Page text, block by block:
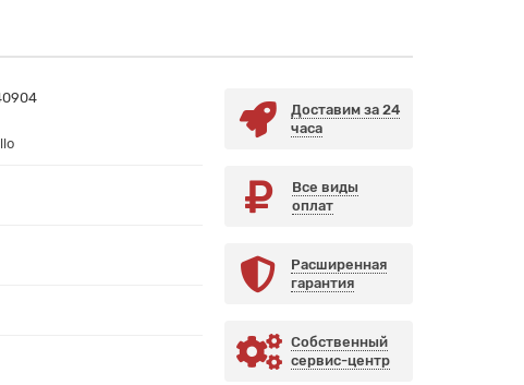
Доставим за 24
часа
Все виды
оплат
Расширенная
гарантия
Собственный
сервис-центр